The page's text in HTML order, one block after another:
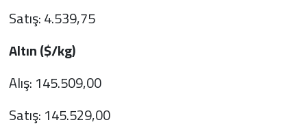
Satış: 4.539,75
Altın ($/kg)
Alış: 145.509,00
Satış: 145.529,00